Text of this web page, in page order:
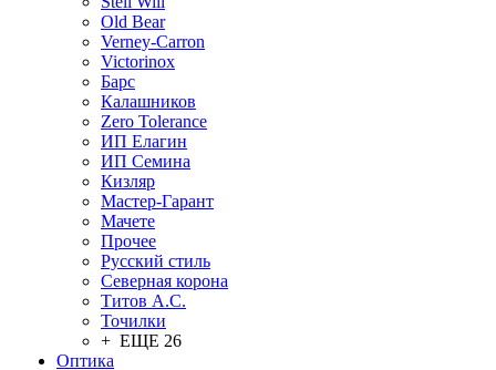
Old Bear
Verney-Carron
Victorinox
Барс
Калашников
Zero Tolerance
ИП Елагин
ИП Семина
Кизляр
Мастер-Гарант
Мачете
Прочее
Русский стиль
Северная корона
Титов А.С.
Точилки
+ ЕЩЕ 26
Оптика